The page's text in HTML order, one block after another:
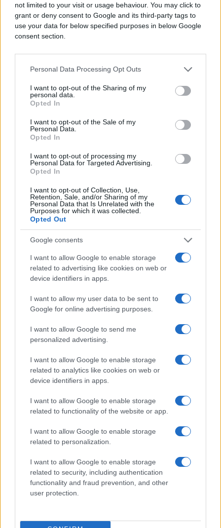
not limited to your visit or usage behaviour. You may click to
grant or deny consent to Google and its third-party tags to
use your data for below specified purposes in below Google
consent section.
Personal Data Processing Opt Outs
I want to opt-out of the Sharing of my
personal data.
Opted In
I want to opt-out of the Sale of my
Personal Data.
Opted In
I want to opt-out of processing my
Personal Data for Targeted Advertising.
Opted In
I want to opt-out of Collection, Use,
Retention, Sale, and/or Sharing of my
Personal Data that Is Unrelated with the
Purposes for which it was collected.
Opted Out
Google consents
I want to allow Google to enable storage
related to advertising like cookies on web or
device identifiers in apps.
I want to allow my user data to be sent to
Google for online advertising purposes.
I want to allow Google to send me
personalized advertising.
I want to allow Google to enable storage
related to analytics like cookies on web or
device identifiers in apps.
I want to allow Google to enable storage
related to functionality of the website or app.
I want to allow Google to enable storage
related to personalization.
I want to allow Google to enable storage
related to security, including authentication
functionality and fraud prevention, and other
user protection.
#facebook #Avion
#rita ora #stjuardesa